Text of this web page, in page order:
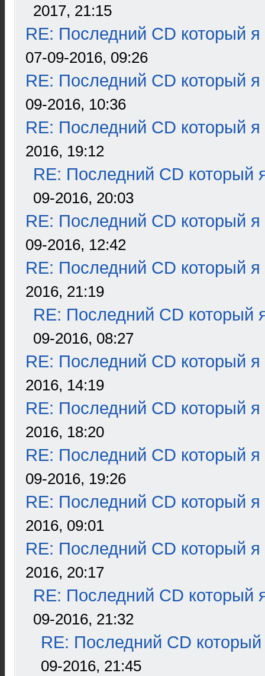
2017, 21:15
RE: Последний CD который я
07-09-2016, 09:26
RE: Последний CD который я
09-2016, 10:36
RE: Последний CD который я
2016, 19:12
RE: Последний CD который
09-2016, 20:03
RE: Последний CD который я
09-2016, 12:42
RE: Последний CD который я
2016, 21:19
RE: Последний CD который
09-2016, 08:27
RE: Последний CD который я
2016, 14:19
RE: Последний CD который я
2016, 18:20
RE: Последний CD который я
09-2016, 19:26
RE: Последний CD который я
2016, 09:01
RE: Последний CD который я
2016, 20:17
RE: Последний CD который
09-2016, 21:32
RE: Последний CD который
09-2016, 21:45